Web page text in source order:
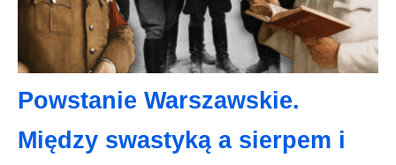
Powstanie Warszawskie.
Między swastyką a sierpem i